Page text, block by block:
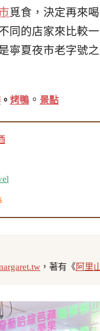
覓食，決定再來
同的店家來比較
寧夏夜市老字號
。 烤鴨 。 景點
，著有《阿里